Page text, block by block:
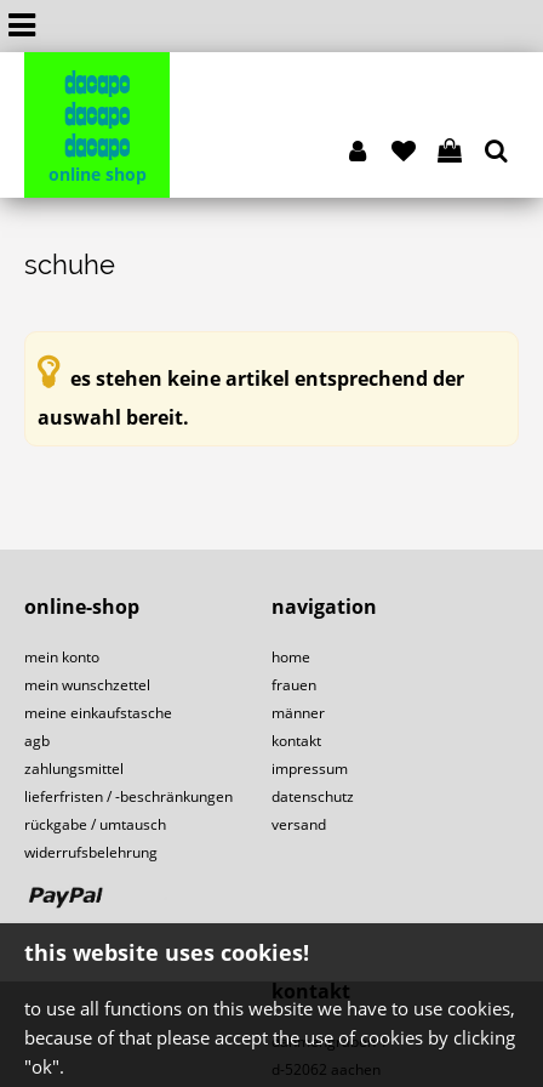
dacapo
dacapo
dacapo
online shop
schuhe
es stehen keine artikel entsprechend der
auswahl bereit.
navigation
home
frauen
männer
kontakt
impressum
datenschutz
versand
online-shop
mein konto
mein wunschzettel
meine einkaufstasche
agb
zahlungsmittel
lieferfristen / -beschränkungen
rückgabe / umtausch
widerrufsbelehrung
kontakt
dahmengraben 1
d-52062 aachen
this website uses cookies!
to use all functions on this website we have to use cookies,
because of that please accept the use of cookies by clicking
"ok".